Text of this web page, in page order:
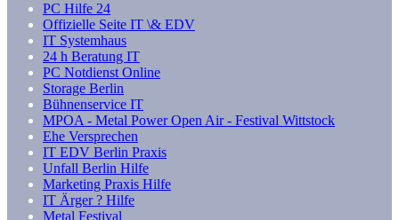
PC Hilfe 24
Offizielle Seite IT \& EDV
IT Systemhaus
24 h Beratung IT
PC Notdienst Online
Storage Berlin
Bühnenservice IT
MPOA - Metal Power Open Air - Festival Wittstock
Ehe Versprechen
IT EDV Berlin Praxis
Unfall Berlin Hilfe
Marketing Praxis Hilfe
IT Ärger ? Hilfe
Metal Festival